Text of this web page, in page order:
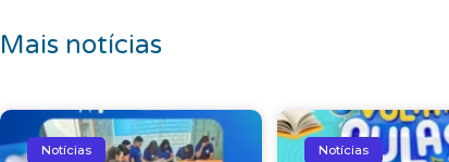
Mais notícias
Notícias Notícias